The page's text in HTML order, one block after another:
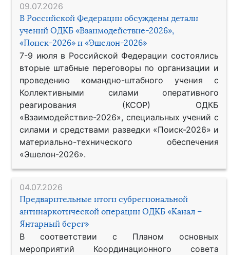
09.07.2026
В Российской Федерации обсуждены детали
учений ОДКБ «Взаимодействие-2026»,
«Поиск-2026» и «Эшелон-2026»
7-9 июля в Российской Федерации состоялись
вторые штабные переговоры по организации и
проведению командно-штабного учения с
Коллективными силами оперативного
реагирования (КСОР) ОДКБ
«Взаимодействие-2026», специальных учений с
силами и средствами разведки «Поиск-2026» и
материально-технического обеспечения
«Эшелон-2026».
04.07.2026
Предварительные итоги субрегиональной
антинаркотической операции ОДКБ «Канал –
Янтарный берег»
В соответствии с Планом основных
мероприятий Координационного совета